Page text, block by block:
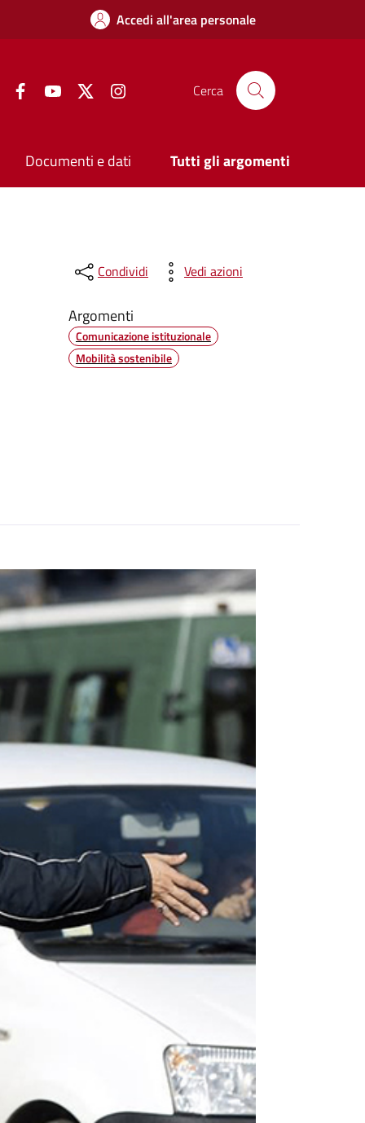
Accedi all'area personale
FacebookYouTube Twitter Cerca
Documenti e dati Tutti gli argomenti
Condividi Vedi azioni
Argomenti
Comunicazione istituzionale
Mobilità sostenibile